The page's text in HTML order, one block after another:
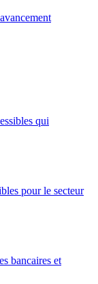
qui
pour le secteur
bancaires et